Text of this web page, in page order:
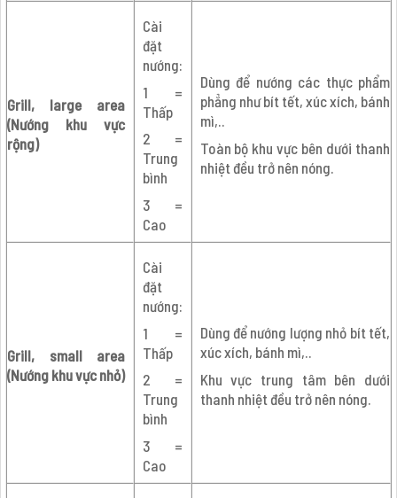
Grill, large area
(Nướng khu vực
rộng)
Cài
đặt
nướng:
1 =
Thấp
2 =
Trung
bình
3 =
Cao
Dùng để nướng các thực phẩm
phẳng như bít tết, xúc xích, bánh
mì,..
Toàn bộ khu vực bên dưới thanh
nhiệt đều trở nên nóng.
Grill, small area
(Nướng khu vực nhỏ)
Cài
đặt
nướng:
1 =
Thấp
2 =
Trung
bình
3 =
Cao
Dùng để nướng lượng nhỏ bít tết,
xúc xích, bánh mì,..
Khu vực trung tâm bên dưới
thanh nhiệt đều trở nên nóng.